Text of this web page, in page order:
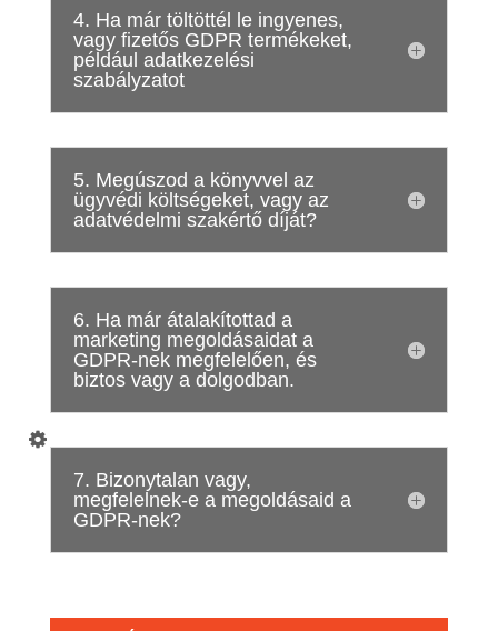
4. Ha már töltöttél le ingyenes,
vagy fizetős GDPR termékeket,
például adatkezelési
szabályzatot
5. Megúszod a könyvvel az
ügyvédi költségeket, vagy az
adatvédelmi szakértő díját?
6. Ha már átalakítottad a
marketing megoldásaidat a
GDPR-nek megfelelően, és
biztos vagy a dolgodban.
7. Bizonytalan vagy,
megfelelnek-e a megoldásaid a
GDPR-nek?